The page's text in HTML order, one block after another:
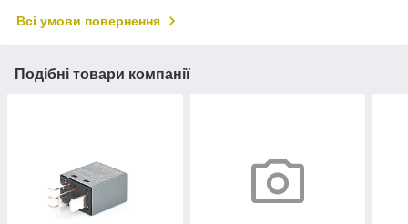
Всі умови повернення
Подібні товари компанії